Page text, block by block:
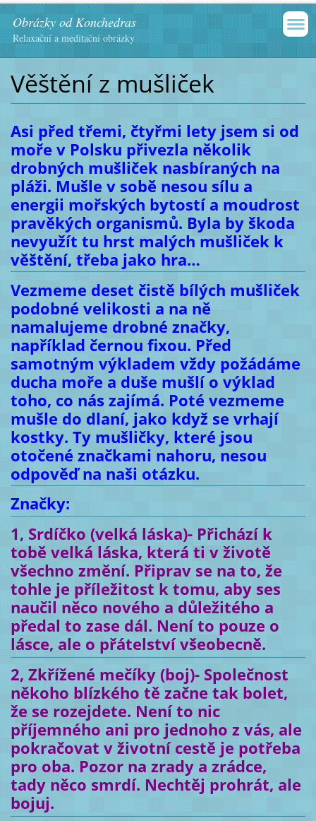
Obrázky od Konchedras
Relaxační a meditační obrázky
Věštění z mušliček
Asi před třemi, čtyřmi lety jsem si od
moře v Polsku přivezla několik
drobných mušliček nasbíraných na
pláži. Mušle v sobě nesou sílu a
energii mořských bytostí a moudrost
pravěkých organismů. Byla by škoda
nevyužít tu hrst malých mušliček k
věštění, třeba jako hra…
Vezmeme deset čistě bílých mušliček
podobné velikosti a na ně
namalujeme drobné značky,
například černou fixou. Před
samotným výkladem vždy požádáme
ducha moře a duše mušlí o výklad
toho, co nás zajímá. Poté vezmeme
mušle do dlaní, jako když se vrhají
kostky. Ty mušličky, které jsou
otočené značkami nahoru, nesou
odpověď na naši otázku.
Značky:
1, Srdíčko (velká láska)- Přichází k
tobě velká láska, která ti v životě
všechno změní. Připrav se na to, že
tohle je příležitost k tomu, aby ses
naučil něco nového a důležitého a
předal to zase dál. Není to pouze o
lásce, ale o přátelství všeobecně.
2, Zkřížené mečíky (boj)- Společnost
někoho blízkého tě začne tak bolet,
že se rozejdete. Není to nic
příjemného ani pro jednoho z vás, ale
pokračovat v životní cestě je potřeba
pro oba. Pozor na zrady a zrádce,
tady něco smrdí. Nechtěj prohrát, ale
bojuj.